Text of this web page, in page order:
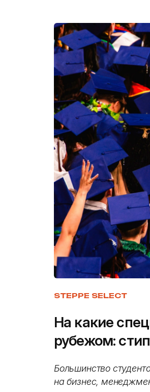
STEPPE SELECT
На какие
рубежом:
Большинство
на бизнес,